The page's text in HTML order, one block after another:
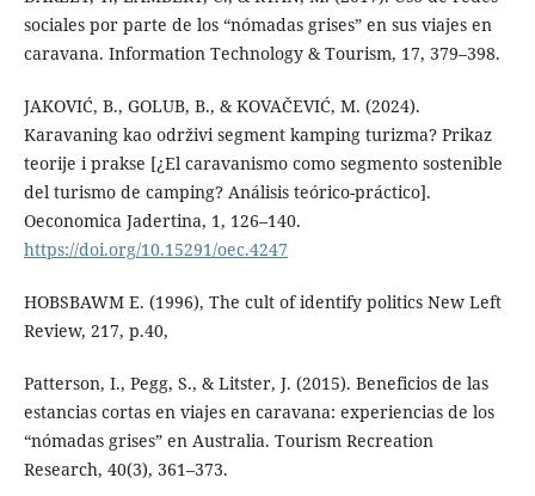
sociales por parte de los “nómadas grises” en sus viajes en
caravana. Information Technology & Tourism, 17, 379–398.
JAKOVIĆ, B., GOLUB, B., & KOVAČEVIĆ, M. (2024).
Karavaning kao održivi segment kamping turizma? Prikaz
teorije i prakse [¿El caravanismo como segmento sostenible
del turismo de camping? Análisis teórico-práctico].
Oeconomica Jadertina, 1, 126–140.
https://doi.org/10.15291/oec.4247
HOBSBAWM E. (1996), The cult of identify politics New Left
Review, 217, p.40,
Patterson, I., Pegg, S., & Litster, J. (2015). Beneficios de las
estancias cortas en viajes en caravana: experiencias de los
“nómadas grises” en Australia. Tourism Recreation
Research, 40(3), 361–373.